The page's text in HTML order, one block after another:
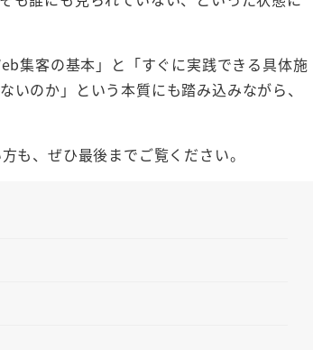
集客の基本」と「すぐに実践できる具体施
のか」という本質にも踏み込みながら、
も、ぜひ最後までご覧ください。